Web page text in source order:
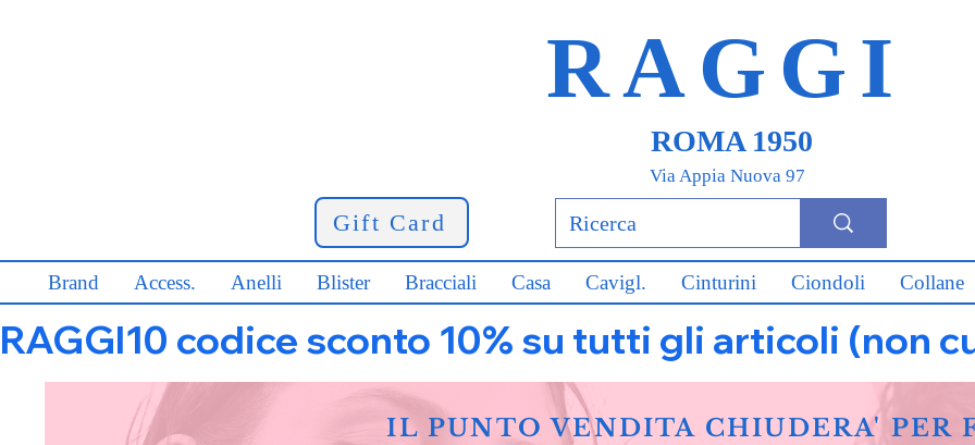
RAGGI
ROMA 1950
Via Appia Nuova 97
Gift Card
Brand Access. Anelli Blister Bracciali Casa Cavigl. Cinturini Ciondoli Collane
RAGGI10 codice sconto 10% su tutti gli articoli (non
IL PUNTO VENDITA CHIUDERA' PER